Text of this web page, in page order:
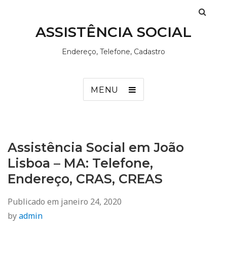
ASSISTÊNCIA SOCIAL
Endereço, Telefone, Cadastro
MENU
Assistência Social em João
Lisboa – MA: Telefone,
Endereço, CRAS, CREAS
Publicado em janeiro 24, 2020
byadmin